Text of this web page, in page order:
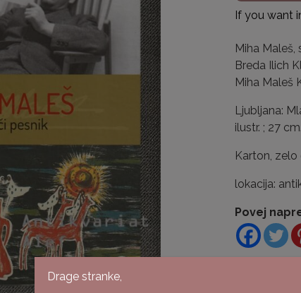
If you want
Miha Maleš,
Breda Ilich
Miha Maleš
Ljubljana:
ilustr. ; 27
Karton,
lokacija:
Povej
Drage stranke,